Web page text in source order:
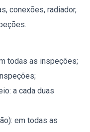
conexões, radiador,
todas as inspeções;
a cada duas
em todas as